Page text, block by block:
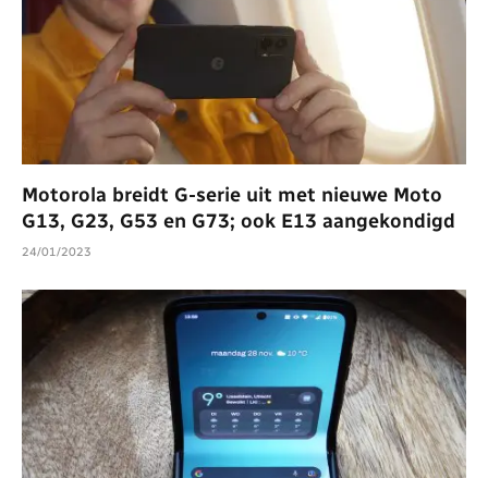
Motorola breidt G-serie uit met nieuwe Moto
G13, G23, G53 en G73; ook E13 aangekondigd
24/01/2023